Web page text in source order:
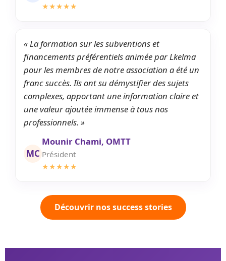
★★★★★
« La formation sur les subventions et
financements préférentiels animée par Lkelma
pour les membres de notre association a été un
franc succès. Ils ont su démystifier des sujets
complexes, apportant une information claire et
une valeur ajoutée immense à tous nos
professionnels. »
MC
Mounir Chami, OMTT
Président
★★★★★
Découvrir nos success stories